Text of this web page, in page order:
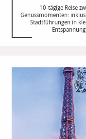
10-tägige Reise
Genussmomenten:
Stadtführungen in